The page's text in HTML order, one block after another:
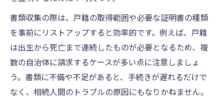
書類収集の際は、戸籍の取得範囲や必要な証明書の種類
を事前にリストアップすると効率的です。例えば、戸籍
は出生から死亡まで連続したものが必要となるため、複
数の自治体に請求するケースが多い点に注意しましょ
う。書類に不備や不足があると、手続きが遅れるだけで
なく、相続人間のトラブルの原因にもなりかねません。